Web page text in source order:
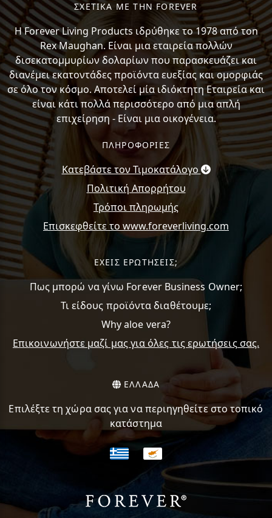
ΣΧΕΤΙΚΑ ΜΕ ΤΗΝ FOREVER
H Forever Living Products ιδρύθηκε το 1978 από τon
Rex Maughan. Είναι μια εταιρεία πολλών
δισεκατομμυρίων δολαρίων που παρασκευάζει και
διανέμει εκατοντάδες προϊόντα ευεξίας και ομορφιάς
σε όλο τον κόσμο. Αποτελεί μία ιδιόκτητη Εταιρεία και
είναι κάτι πολλά περισσότερο από μια απλή
επιχείρηση - Είναι μια οικογένεια.
ΠΛΗΡΟΦΟΡΙΕΣ
Κατεβάστε τον Τιμοκατάλογο
Πολιτική Απορρήτου
Τρόποι πληρωμής
Επισκεφθείτε το www.foreverliving.com
ΕΧΕΙΣ ΕΡΩΤΗΣΕΙΣ;
Πως μπορώ να γίνω Forever Business Owner;
Τι είδους προϊόντα διαθέτουμε;
Why aloe vera?
Επικοινωνήστε μαζί μας για όλες τις ερωτήσεις σας.
ΕΛΛΑΔΑ
Επιλέξτε τη χώρα σας για να περιηγηθείτε στο τοπικό
κατάστημα